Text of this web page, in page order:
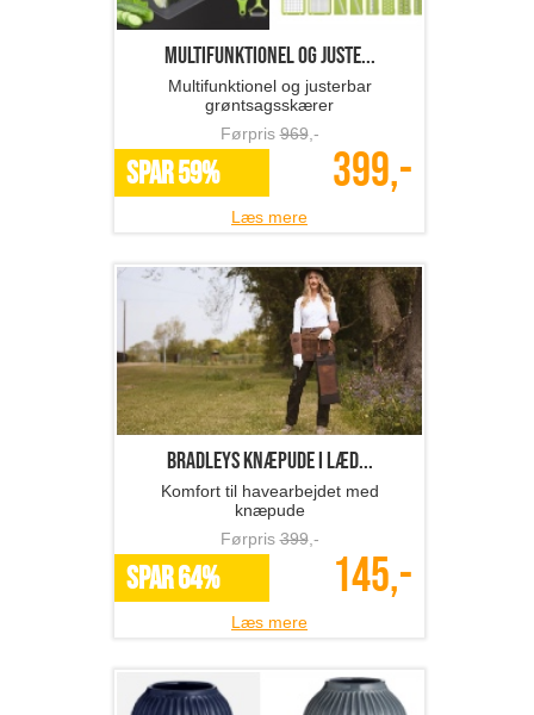
Multifunktionel og juste...
Multifunktionel og justerbar
grøntsagsskærer
Førpris969,-
SPAR 59% 399,-
Læs mere
BRADLEYS knæpude i læd...
Komfort til havearbejdet med
knæpude
Førpris399,-
SPAR 64% 145,-
Læs mere